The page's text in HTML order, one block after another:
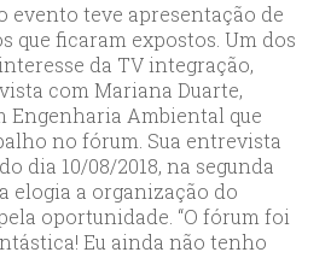
evento teve apresentação de
que ficaram expostos. Um dos
da TV integração,
com Mariana Duarte,
Engenharia Ambiental que
no fórum. Sua entrevista
dia 10/08/2018, na segunda
elogia a organização do
oportunidade. “O fórum foi
Eu ainda não tenho